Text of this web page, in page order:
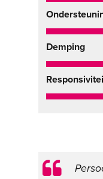
Demping